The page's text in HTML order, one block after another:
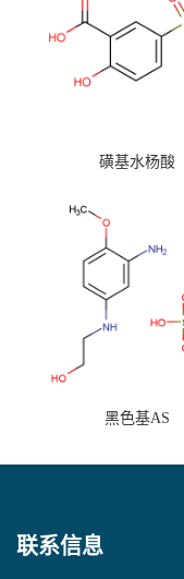
磺基水杨酸
黑色基AS
联系信息